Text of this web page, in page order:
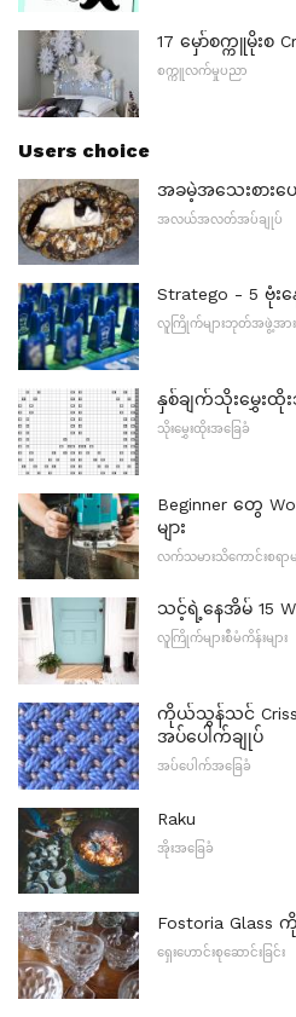
17 မှော်စက္ကူမိုးစ
စက္ကူလက်မှုပညာ
Users choice
အခမဲ့အသေးစားပ
အလယ်အလတ်အပ်ချုပ်
Stratego - 5 ဗုံး
လူကြိုက်များဘုတ်အဖွဲ့အား
နှစ်ချက်သိုးမွှေးထို
သိုးမွှေးထိုးအခြေခံ
Beginner တွေ
များ
လက်သမားသိကောင်းစရာမ
သင့်ရဲ့နေအိမ် 15
လူကြိုက်များစီမံကိန်းများ
ကိုယ်သွန်သင်
အပ်ပေါက်ချုပ်
အပ်ပေါက်အခြေခံ
Raku
အိုးအခြေခံ
Fostoria Glass ကို
ရှေးဟောင်းစုဆောင်းခြင်း